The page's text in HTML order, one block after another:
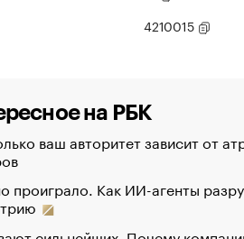
4210015
на РБК
ваш авторитет зависит от
проиграло. Как ИИ-агенты